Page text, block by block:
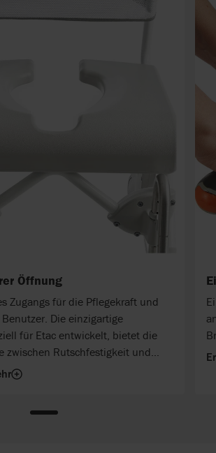
Öffnung
Zugangs für die Pflegekraft und
Die einzigartige
für Etac entwickelt, bietet die
zwischen Rutschfestigkeit und